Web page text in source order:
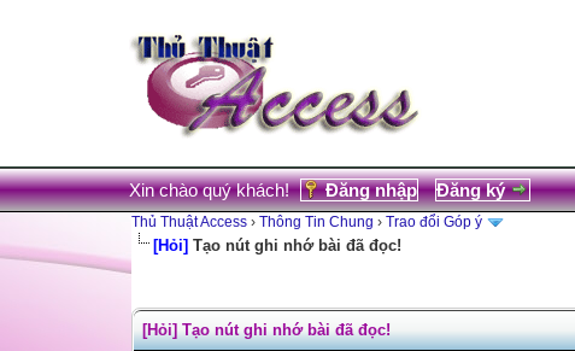
Xin chào quý khách! Đăng nhập Đăng ký
Thủ Thuật Access ›Thông Tin Chung ›Trao đổi Góp ý
[Hỏi] Tạo nút ghi nhớ bài đã đọc!
[Hỏi] Tạo nút ghi nhớ bài đã đọc!